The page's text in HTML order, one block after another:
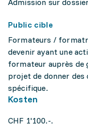
Admission sur
Public cible
Formateurs /
devenir ayant une
formateur auprès de
projet de donner des
spécifique.
Kosten
CHF 1'100.-.